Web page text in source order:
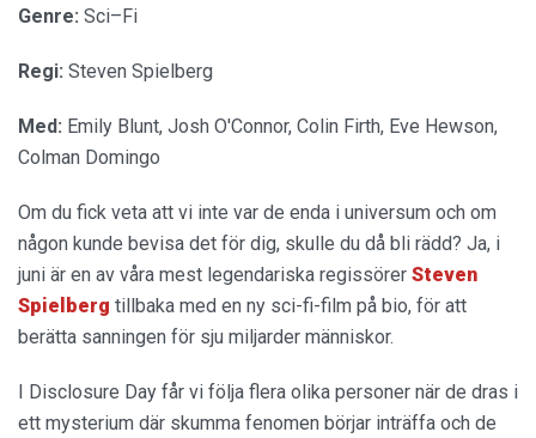
Genre: Sci–Fi
Regi: Steven Spielberg
Med: Emily Blunt, Josh O'Connor, Colin Firth, Eve Hewson,
Colman Domingo
Om du fick veta att vi inte var de enda i universum och om
någon kunde bevisa det för dig, skulle du då bli rädd? Ja, i
juni är en av våra mest legendariska regissörer Steven
Spielberg tillbaka med en ny sci-fi-film på bio, för att
berätta sanningen för sju miljarder människor.
I Disclosure Day får vi följa flera olika personer när de dras i
ett mysterium där skumma fenomen börjar inträffa och de